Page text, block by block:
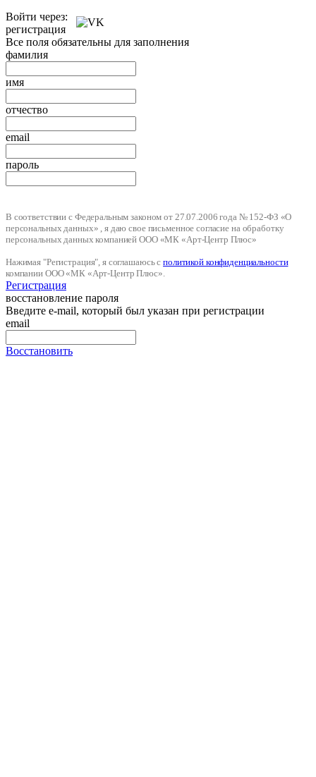
Войти через:
регистрация
Все поля обязательны для заполнения
фамилия
имя
отчество
email
пароль
В соответствии с Федеральным законом от 27.07.2006 года № 152-ФЗ «О
персональных данных» , я даю свое письменное согласие на обработку
персональных данных компанией ООО «МК «Арт-Центр Плюс»
Нажимая "Регистрация", я соглашаюсь сполитикой конфиденциальности
компании ООО «МК «Арт-Центр Плюс».
Регистрация
восстановление пароля
Введите e-mail, который был указан при регистрации
email
Восстановить